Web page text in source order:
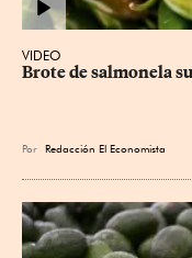
VIDEO
Brote de salmonela
Por Redacción El Economista